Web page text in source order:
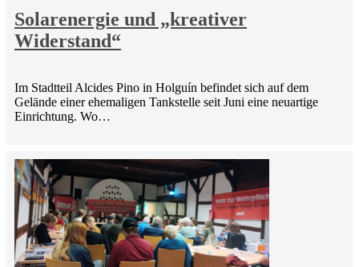
Solarenergie und „kreativer
Widerstand“
Im Stadtteil Alcides Pino in Holguín befindet sich auf dem
Gelände einer ehemaligen Tankstelle seit Juni eine neuartige
Einrichtung. Wo…